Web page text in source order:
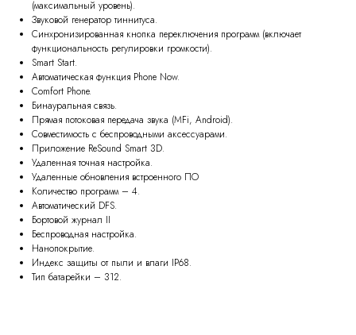
(максимальный уровень).
Звуковой генератор тиннитуса.
Синхронизированная кнопка переключения программ (включает
функциональность регулировки громкости).
Smart Start.
Автоматическая функция Phone Now.
Comfort Phone.
Бинауральная связь.
Прямая потоковая передача звука (MFi, Android).
Совместимость с беспроводными аксессуарами.
Приложение ReSound Smart 3D.
Удаленная точная настройка.
Удаленные обновления встроенного ПО
Количество программ – 4.
Автоматический DFS.
Бортовой журнал II
Беспроводная настройка.
Нанопокрытие.
Индекс защиты от пыли и влаги IP68.
Тип батарейки – 312.